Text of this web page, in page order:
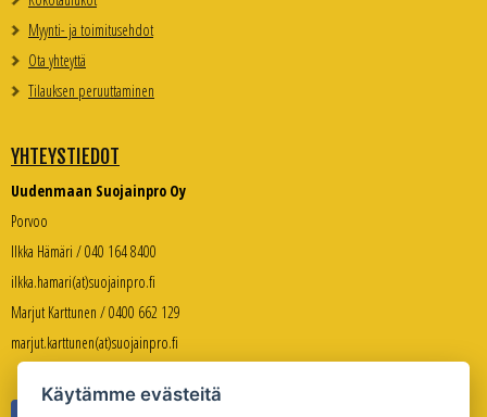
Myynti- ja toimitusehdot
Ota yhteyttä
Tilauksen peruuttaminen
YHTEYSTIEDOT
Uudenmaan Suojainpro Oy
Porvoo
Ilkka Hämäri / 040 164 8400
ilkka.hamari(at)suojainpro.fi
Marjut Karttunen / 0400 662 129
marjut.karttunen(at)suojainpro.fi
Käytämme evästeitä